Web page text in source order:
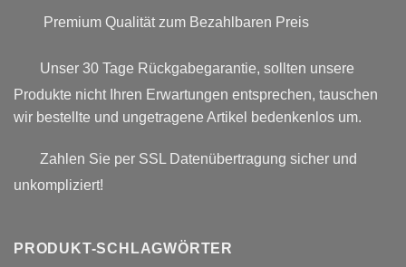
Premium Qualität zum Bezahlbaren Preis
Unser 30 Tage Rückgabegarantie, sollten unsere
Produkte nicht Ihren Erwartungen entsprechen, tauschen
wir bestellte und ungetragene Artikel bedenkenlos um.
Zahlen Sie per SSL Datenübertragung sicher und
unkompliziert!
PRODUKT-SCHLAGWÖRTER